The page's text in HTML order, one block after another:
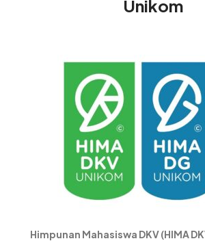
Unikom
Himpunan Mahasiswa DKV (HIMA